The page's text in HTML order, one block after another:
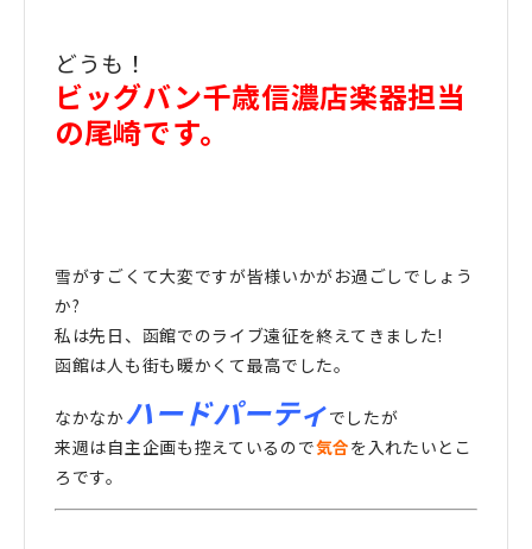
どうも！
ビッグバン千歳信濃店楽器担当
の尾崎です。
雪がすごくて大変ですが皆様いかがお過ごしでしょう
か?
私は先日、函館でのライブ遠征を終えてきました!
函館は人も街も暖かくて最高でした。
なかなかハードパーティでしたが
来週は自主企画も控えているので気合を入れたいとこ
ろです。